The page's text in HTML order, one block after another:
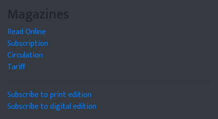
Magazines
Read Online
Subscription
Circulation
Tariff
Subscribe to print edition
Subscribe to digital edition